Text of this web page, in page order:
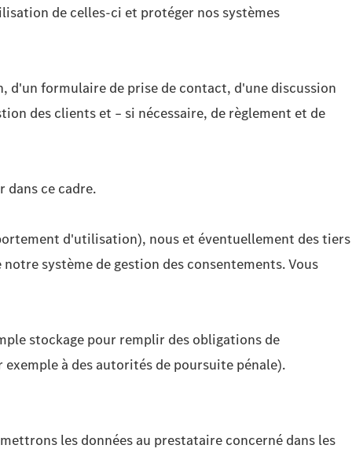
de celles-ci et protéger nos systèmes
d'un formulaire de prise de contact, d'une discussion
des clients et – si nécessaire, de règlement et de
ce cadre.
d'utilisation), nous et éventuellement des tiers
système de gestion des consentements. Vous
stockage pour remplir des obligations de
à des autorités de poursuite pénale).
les données au prestataire concerné dans les